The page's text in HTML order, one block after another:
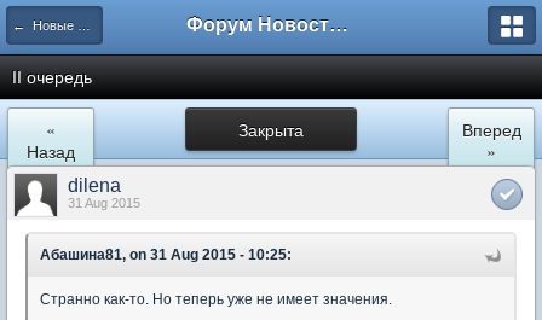
← Новые Водники Форум Новостройки
II очередь
Закрыта
«
Назад
Вперед
»
dilena
31 Aug 2015
Абашина81, on 31 Aug 2015 - 10:25:
Странно как-то. Но теперь уже не имеет значения.